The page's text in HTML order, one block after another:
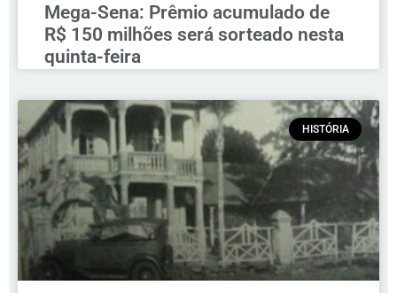
Mega-Sena: Prêmio acumulado de
R$ 150 milhões será sorteado nesta
quinta-feira
HISTÓRIA